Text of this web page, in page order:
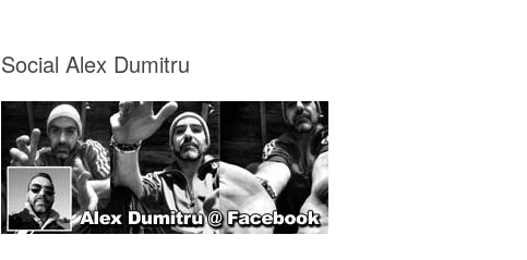
Social Alex Dumitru